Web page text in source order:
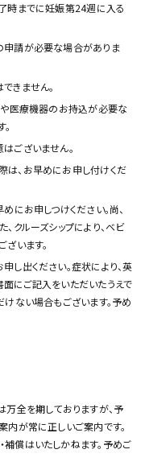
時までに妊娠第24週に入る
申請が必要な場合がありま
きません。
医療機器のお持込が必要な
ございません。
、お早めにお申し付けくだ
にお申しつけください。尚、
クルーズシップにより、ベビ
います。
し出ください。症状により、英
にご記入をいただいたうえで
ない場合もございます。予め
全を期しておりますが、予
内が常に正しいご案内です。
償はいたしかねます。予めご